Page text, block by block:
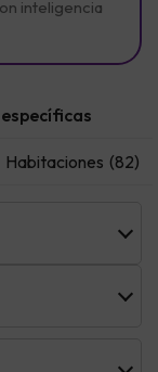
inteligencia
Habitaciones (82)